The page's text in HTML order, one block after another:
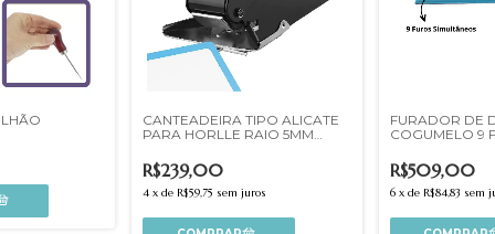
CANTEADEIRA TIPO ALICATE
PARA HORLLE RAIO 5MM
R$239,00
4 xde R$59,75 sem juros
FURADOR DE
COGUMELO 9
R$509,00
6 x de R$84,83 sem